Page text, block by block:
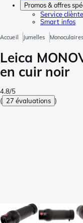
Promos & offres
Service
Smart infos
Accueil Jumelles Monoculaires
Leica
en cuir noir
4.8/5
( 27 évaluations )